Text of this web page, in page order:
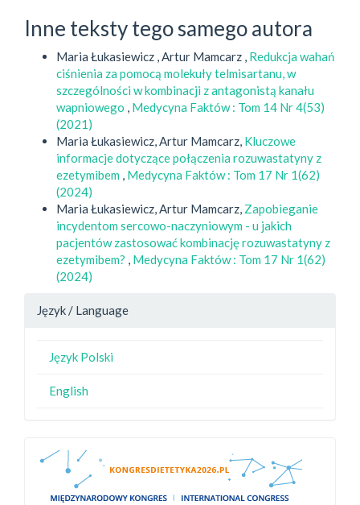
Inne teksty tego samego autora
Maria Łukasiewicz , Artur Mamcarz , Redukcja wahań
ciśnienia za pomocą molekuły telmisartanu, w
szczególności w kombinacji z antagonistą kanału
wapniowego , Medycyna Faktów : Tom 14 Nr 4(53)
(2021)
Maria Łukasiewicz, Artur Mamcarz, Kluczowe
informacje dotyczące połączenia rozuwastatyny z
ezetymibem , Medycyna Faktów : Tom 17 Nr 1(62)
(2024)
Maria Łukasiewicz, Artur Mamcarz, Zapobieganie
incydentom sercowo-naczyniowym - u jakich
pacjentów zastosować kombinację rozuwastatyny z
ezetymibem? , Medycyna Faktów : Tom 17 Nr 1(62)
(2024)
Język / Language
Język Polski
English